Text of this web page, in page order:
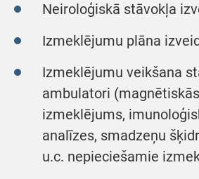
Neiroloģiskā stāvokļa
Izmeklējumu plāna
Izmeklējumu veikšana
ambulatori
izmeklējums,
analīzes, smadzeņu
u.c. nepieciešamie